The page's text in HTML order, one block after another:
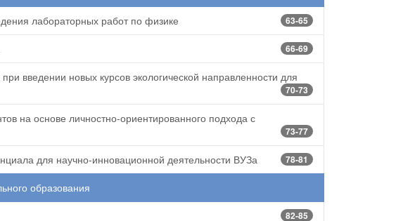
лабораторных работ по физике 63-65
66-69
введении новых курсов экологической направленности для
70-73
на основе личностно-ориентированного подхода с
73-77
для научно-инновационной деятельности ВУЗа 78-81
образования
82-85